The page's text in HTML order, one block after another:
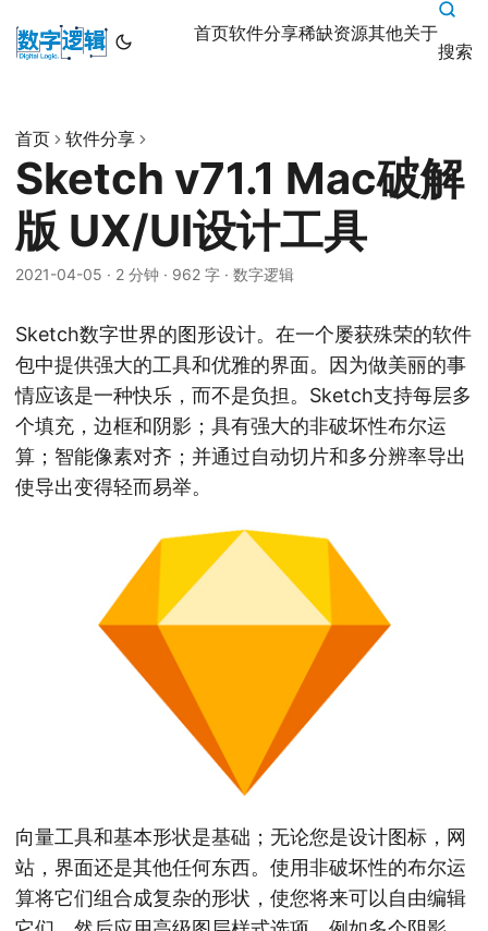
首页软件分享稀缺资源其他关于
搜索
首页 软件分享
Sketch v71.1 Mac破解
版 UX/UI设计工具
2021-04-05 · 2 分钟 · 962 字 · 数字逻辑
Sketch数字世界的图形设计。在一个屡获殊荣的软件
包中提供强大的工具和优雅的界面。因为做美丽的事
情应该是一种快乐，而不是负担。Sketch支持每层多
个填充，边框和阴影；具有强大的非破坏性布尔运
算；智能像素对齐；并通过自动切片和多分辨率导出
使导出变得轻而易举。
向量工具和基本形状是基础；无论您是设计图标，网
站，界面还是其他任何东西。使用非破坏性的布尔运
算将它们组合成复杂的形状，使您将来可以自由编辑